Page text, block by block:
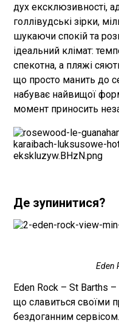
дух ексклюзивності,
голлівудські зірки,
шукаючи спокій та
ідеальний клімат:
спекотна, а пляжі
що просто манить до
набуває найвищої
момент приносить
Де зупинитися?
Eden
Eden Rock – St Barths
що славиться своїми
бездоганним